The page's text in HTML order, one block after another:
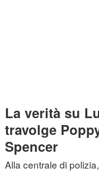
La verità su
travolge
Spencer
Alla centrale di polizia,